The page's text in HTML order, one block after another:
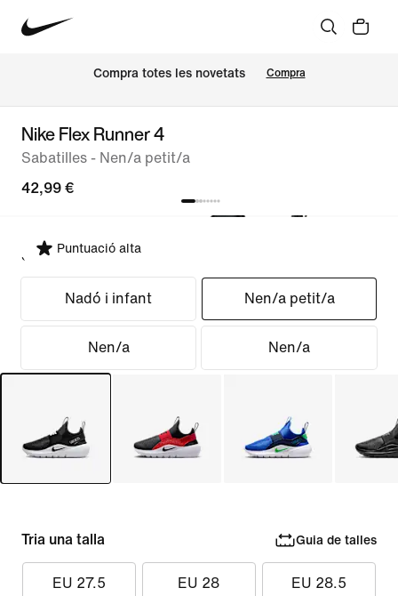
Compra totes les novetats Compra
Nike Flex Runner 4
Sabatilles - Nen/a petit/a
42,99 €
Puntuació alta
Selecciona un ajust
Nadó i infant Nen/a petit/a
Nen/a Nen/a
Tria una talla Guia de talles
EU 27.5 EU 28 EU 28.5